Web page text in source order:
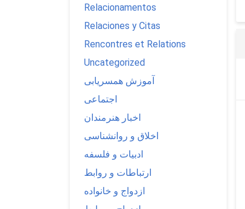
Relacionamentos
Relaciones y Citas
Rencontres et Relations
Uncategorized
آموزش همسریابی
اجتماعی
اخبار هنرمندان
اخلاق و روانشناسی
ادبیات و فلسفه
ارتباطات و روابط
ازدواج و خانواده